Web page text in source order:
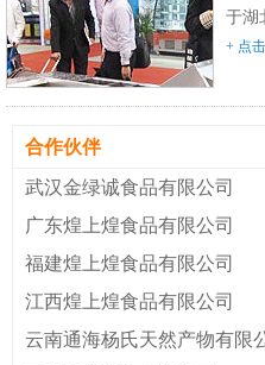
于湖
台商
洗机
输
自
机问
技术
+ 点
合作伙伴
武汉金绿诚食品有限公司
广东煌上煌食品有限公司
福建煌上煌食品有限公司
江西煌上煌食品有限公司
云南通海杨氏天然产物有限